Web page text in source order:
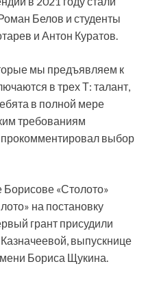
Белов и студенты
и Антон Куратов.
мы предъявляем к
в трех Т: талант,
в полной мере
требованиям
выбор
«Столото»
на постановку
грант присудили
выпускнице
Бориса Щукина.